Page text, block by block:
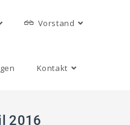
Vorstand
Kontakt
2016